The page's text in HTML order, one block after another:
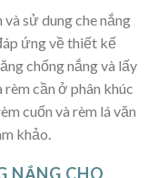
sử dung che nắng
ứng về thiết kế
chống nắng và lấy
rèm cần ở phân khúc
cuốn và rèm lá văn
khảo.
NẮNG CHO